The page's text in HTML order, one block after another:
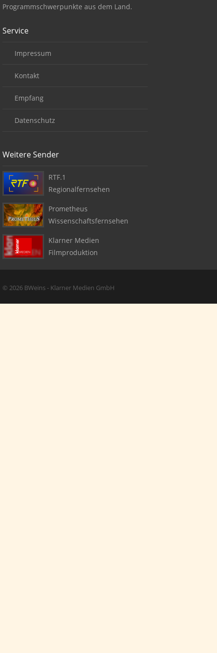
© 2026 BWeins - Klarner Medien GmbH
Programmschwerpunkte aus dem Land.
Service
Impressum
Kontakt
Empfang
Datenschutz
Weitere Sender
RTF.1
Regionalfernsehen
Prometheus
Wissenschaftsfernsehen
Klarner Medien
Filmproduktion